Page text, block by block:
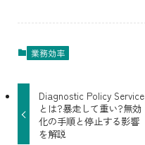
業務効率
Diagnostic Policy Service
とは?暴走して重い?無効
化の手順と停止する影響
を解説